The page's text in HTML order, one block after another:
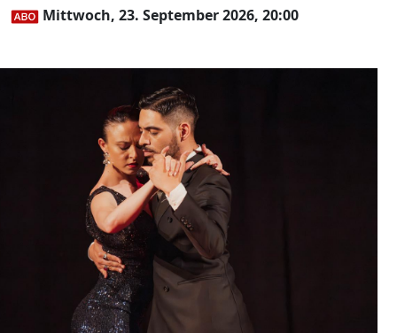
Mittwoch, 23. September 2026, 20:00